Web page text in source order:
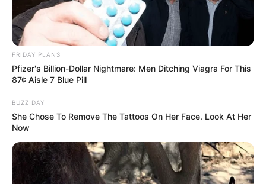
FRIDAY PLANS
Pfizer's Billion-Dollar Nightmare: Men Ditching Viagra For This
87¢ Aisle 7 Blue Pill
BUZZ DAY
She Chose To Remove The Tattoos On Her Face. Look At Her
Now